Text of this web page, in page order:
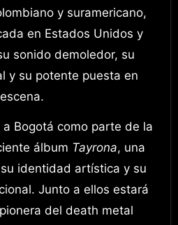
y suramericano,
en Estados Unidos y
sonido demoledor, su
y su potente puesta en
escena.
Bogotá como parte de la
álbum Tayrona, una
identidad artística y su
Junto a ellos estará
del death metal